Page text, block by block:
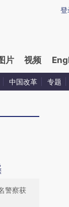
而成，可能与原文
登
片 视频
中国改革 专题
警察获